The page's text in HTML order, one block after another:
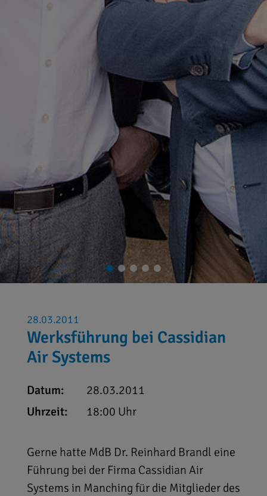
28.03.2011
Werksführung bei Cassidian
Air Systems
Datum:
28.03.2011
Uhrzeit:
18:00 Uhr
Gerne hatte MdB Dr. Reinhard Brandl eine
Führung bei der Firma Cassidian Air
Systems in Manching für die Mitglieder des